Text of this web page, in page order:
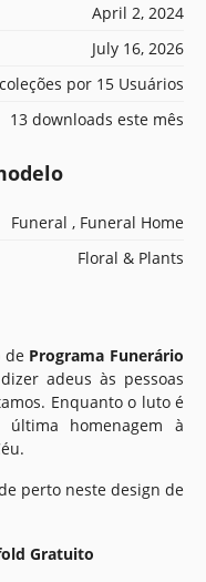
April 2, 2024
July 16, 2026
por 15 Usuários
13 downloads este mês
Funeral , Funeral Home
Floral & Plants
de Programa Funerário
adeus às pessoas
Enquanto o luto é
homenagem à
perto neste design de
Gratuito